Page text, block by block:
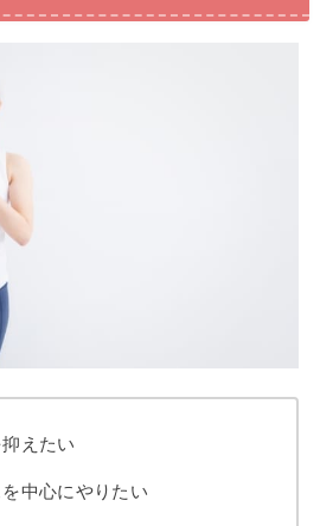
えたい
中心にやりたい